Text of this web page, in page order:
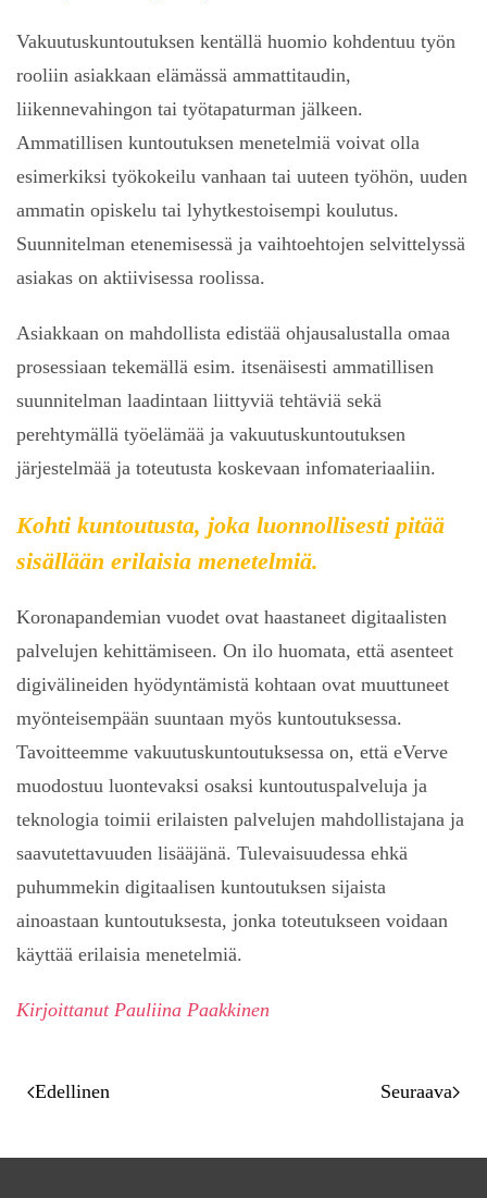
Vakuutuskuntoutuksen kentällä huomio kohdentuu työn
rooliin asiakkaan elämässä ammattitaudin,
liikennevahingon tai työtapaturman jälkeen.
Ammatillisen kuntoutuksen menetelmiä voivat olla
esimerkiksi työkokeilu vanhaan tai uuteen työhön, uuden
ammatin opiskelu tai lyhytkestoisempi koulutus.
Suunnitelman etenemisessä ja vaihtoehtojen selvittelyssä
asiakas on aktiivisessa roolissa.
Asiakkaan on mahdollista edistää ohjausalustalla omaa
prosessiaan tekemällä esim. itsenäisesti ammatillisen
suunnitelman laadintaan liittyviä tehtäviä sekä
perehtymällä työelämää ja vakuutuskuntoutuksen
järjestelmää ja toteutusta koskevaan infomateriaaliin.
Kohti kuntoutusta, joka luonnollisesti pitää
sisällään erilaisia menetelmiä.
Koronapandemian vuodet ovat haastaneet digitaalisten
palvelujen kehittämiseen. On ilo huomata, että asenteet
digivälineiden hyödyntämistä kohtaan ovat muuttuneet
myönteisempään suuntaan myös kuntoutuksessa.
Tavoitteemme vakuutuskuntoutuksessa on, että eVerve
muodostuu luontevaksi osaksi kuntoutuspalveluja ja
teknologia toimii erilaisten palvelujen mahdollistajana ja
saavutettavuuden lisääjänä. Tulevaisuudessa ehkä
puhummekin digitaalisen kuntoutuksen sijaista
ainoastaan kuntoutuksesta, jonka toteutukseen voidaan
käyttää erilaisia menetelmiä.
Kirjoittanut Pauliina Paakkinen
Edellinen Seuraava